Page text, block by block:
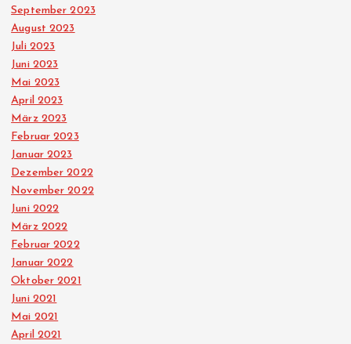
September 2023
August 2023
Juli 2023
Juni 2023
Mai 2023
April 2023
März 2023
Februar 2023
Januar 2023
Dezember 2022
November 2022
Juni 2022
März 2022
Februar 2022
Januar 2022
Oktober 2021
Juni 2021
Mai 2021
April 2021